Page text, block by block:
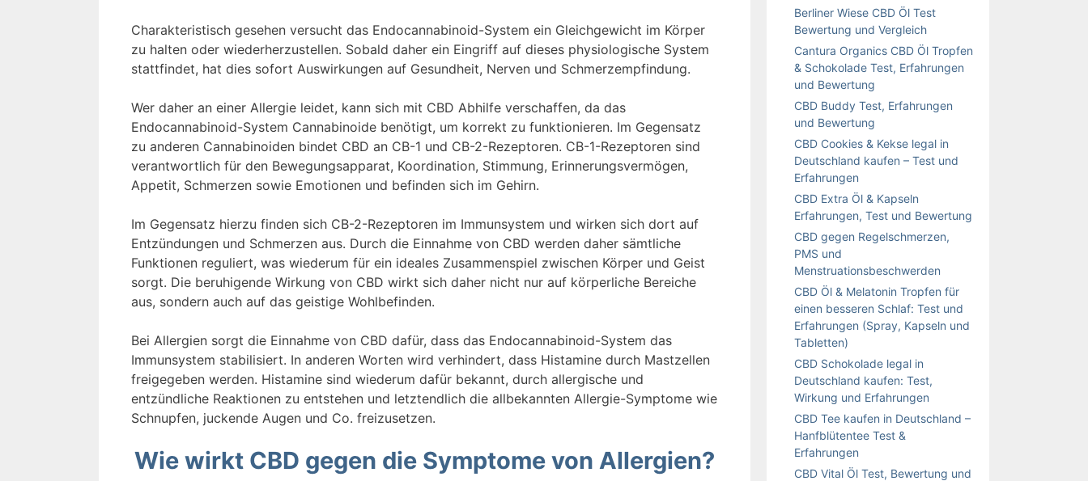
Charakteristisch gesehen versucht das Endocannabinoid-System ein Gleichgewicht im Körper
zu halten oder wiederherzustellen. Sobald daher ein Eingriff auf dieses physiologische System
stattfindet, hat dies sofort Auswirkungen auf Gesundheit, Nerven und Schmerzempfindung.
Wer daher an einer Allergie leidet, kann sich mit CBD Abhilfe verschaffen, da das
Endocannabinoid-System Cannabinoide benötigt, um korrekt zu funktionieren. Im Gegensatz
zu anderen Cannabinoiden bindet CBD an CB-1 und CB-2-Rezeptoren. CB-1-Rezeptoren sind
verantwortlich für den Bewegungsapparat, Koordination, Stimmung, Erinnerungsvermögen,
Appetit, Schmerzen sowie Emotionen und befinden sich im Gehirn.
Im Gegensatz hierzu finden sich CB-2-Rezeptoren im Immunsystem und wirken sich dort auf
Entzündungen und Schmerzen aus. Durch die Einnahme von CBD werden daher sämtliche
Funktionen reguliert, was wiederum für ein ideales Zusammenspiel zwischen Körper und Geist
sorgt. Die beruhigende Wirkung von CBD wirkt sich daher nicht nur auf körperliche Bereiche
aus, sondern auch auf das geistige Wohlbefinden.
Bei Allergien sorgt die Einnahme von CBD dafür, dass das Endocannabinoid-System das
Immunsystem stabilisiert. In anderen Worten wird verhindert, dass Histamine durch Mastzellen
freigegeben werden. Histamine sind wiederum dafür bekannt, durch allergische und
entzündliche Reaktionen zu entstehen und letztendlich die allbekannten Allergie-Symptome wie
Schnupfen, juckende Augen und Co. freizusetzen.
Wie wirkt CBD gegen die Symptome von Allergien?
Berliner Wiese CBD Öl Test
Bewertung und Vergleich
Cantura Organics CBD Öl Tropfen
& Schokolade Test, Erfahrungen
und Bewertung
CBD Buddy Test, Erfahrungen
und Bewertung
CBD Cookies & Kekse legal in
Deutschland kaufen – Test und
Erfahrungen
CBD Extra Öl & Kapseln
Erfahrungen, Test und Bewertung
CBD gegen Regelschmerzen,
PMS und
Menstruationsbeschwerden
CBD Öl & Melatonin Tropfen für
einen besseren Schlaf: Test und
Erfahrungen (Spray, Kapseln und
Tabletten)
CBD Schokolade legal in
Deutschland kaufen: Test,
Wirkung und Erfahrungen
CBD Tee kaufen in Deutschland –
Hanfblütentee Test &
Erfahrungen
CBD Vital Öl Test, Bewertung und